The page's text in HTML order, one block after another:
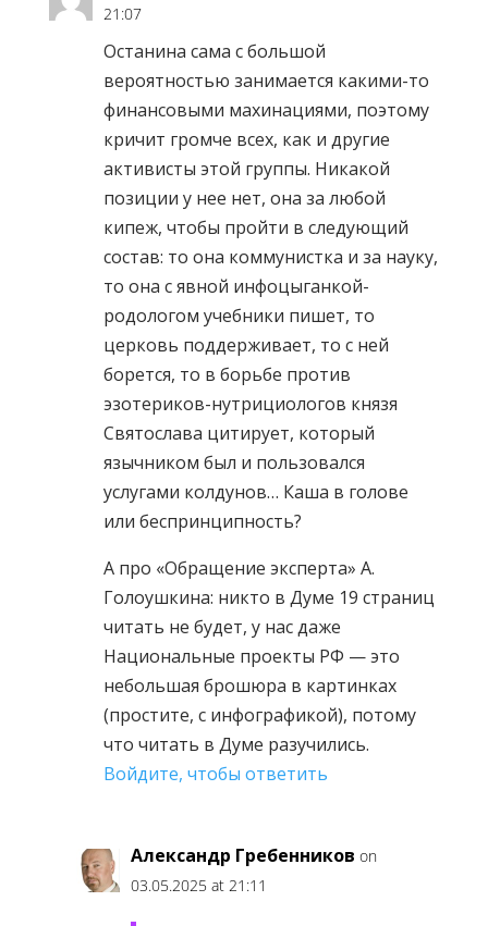
21:07
Останина сама с большой
вероятностью занимается какими-то
финансовыми махинациями, поэтому
кричит громче всех, как и другие
активисты этой группы. Никакой
позиции у нее нет, она за любой
кипеж, чтобы пройти в следующий
состав: то она коммунистка и за науку,
то она с явной инфоцыганкой-
родологом учебники пишет, то
церковь поддерживает, то с ней
борется, то в борьбе против
эзотериков-нутрициологов князя
Святослава цитирует, который
язычником был и пользовался
услугами колдунов… Каша в голове
или беспринципность?
А про «Обращение эксперта» А.
Голоушкина: никто в Думе 19 страниц
читать не будет, у нас даже
Национальные проекты РФ — это
небольшая брошюра в картинках
(простите, с инфографикой), потому
что читать в Думе разучились.
Войдите, чтобы ответить
Александр Гребенников on
03.05.2025 at 21:11